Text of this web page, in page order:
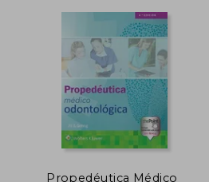
55% S/
Propedéutica Médico